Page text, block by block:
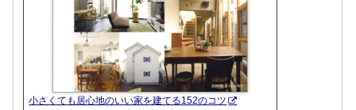
小さくても居心地のいい家を建てる152のコツ